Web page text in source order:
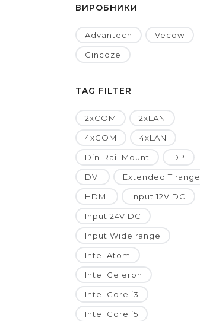
ВИРОБНИКИ
Advantech Vecow
Cincoze
TAG FILTER
2xCOM 2xLAN
4xCOM 4xLAN
Din-Rail Mount DP
DVI Extended T range
HDMI Input 12V DC
Input 24V DC
Input Wide range
Intel Atom
Intel Celeron
Intel Core i3
Intel Core i5